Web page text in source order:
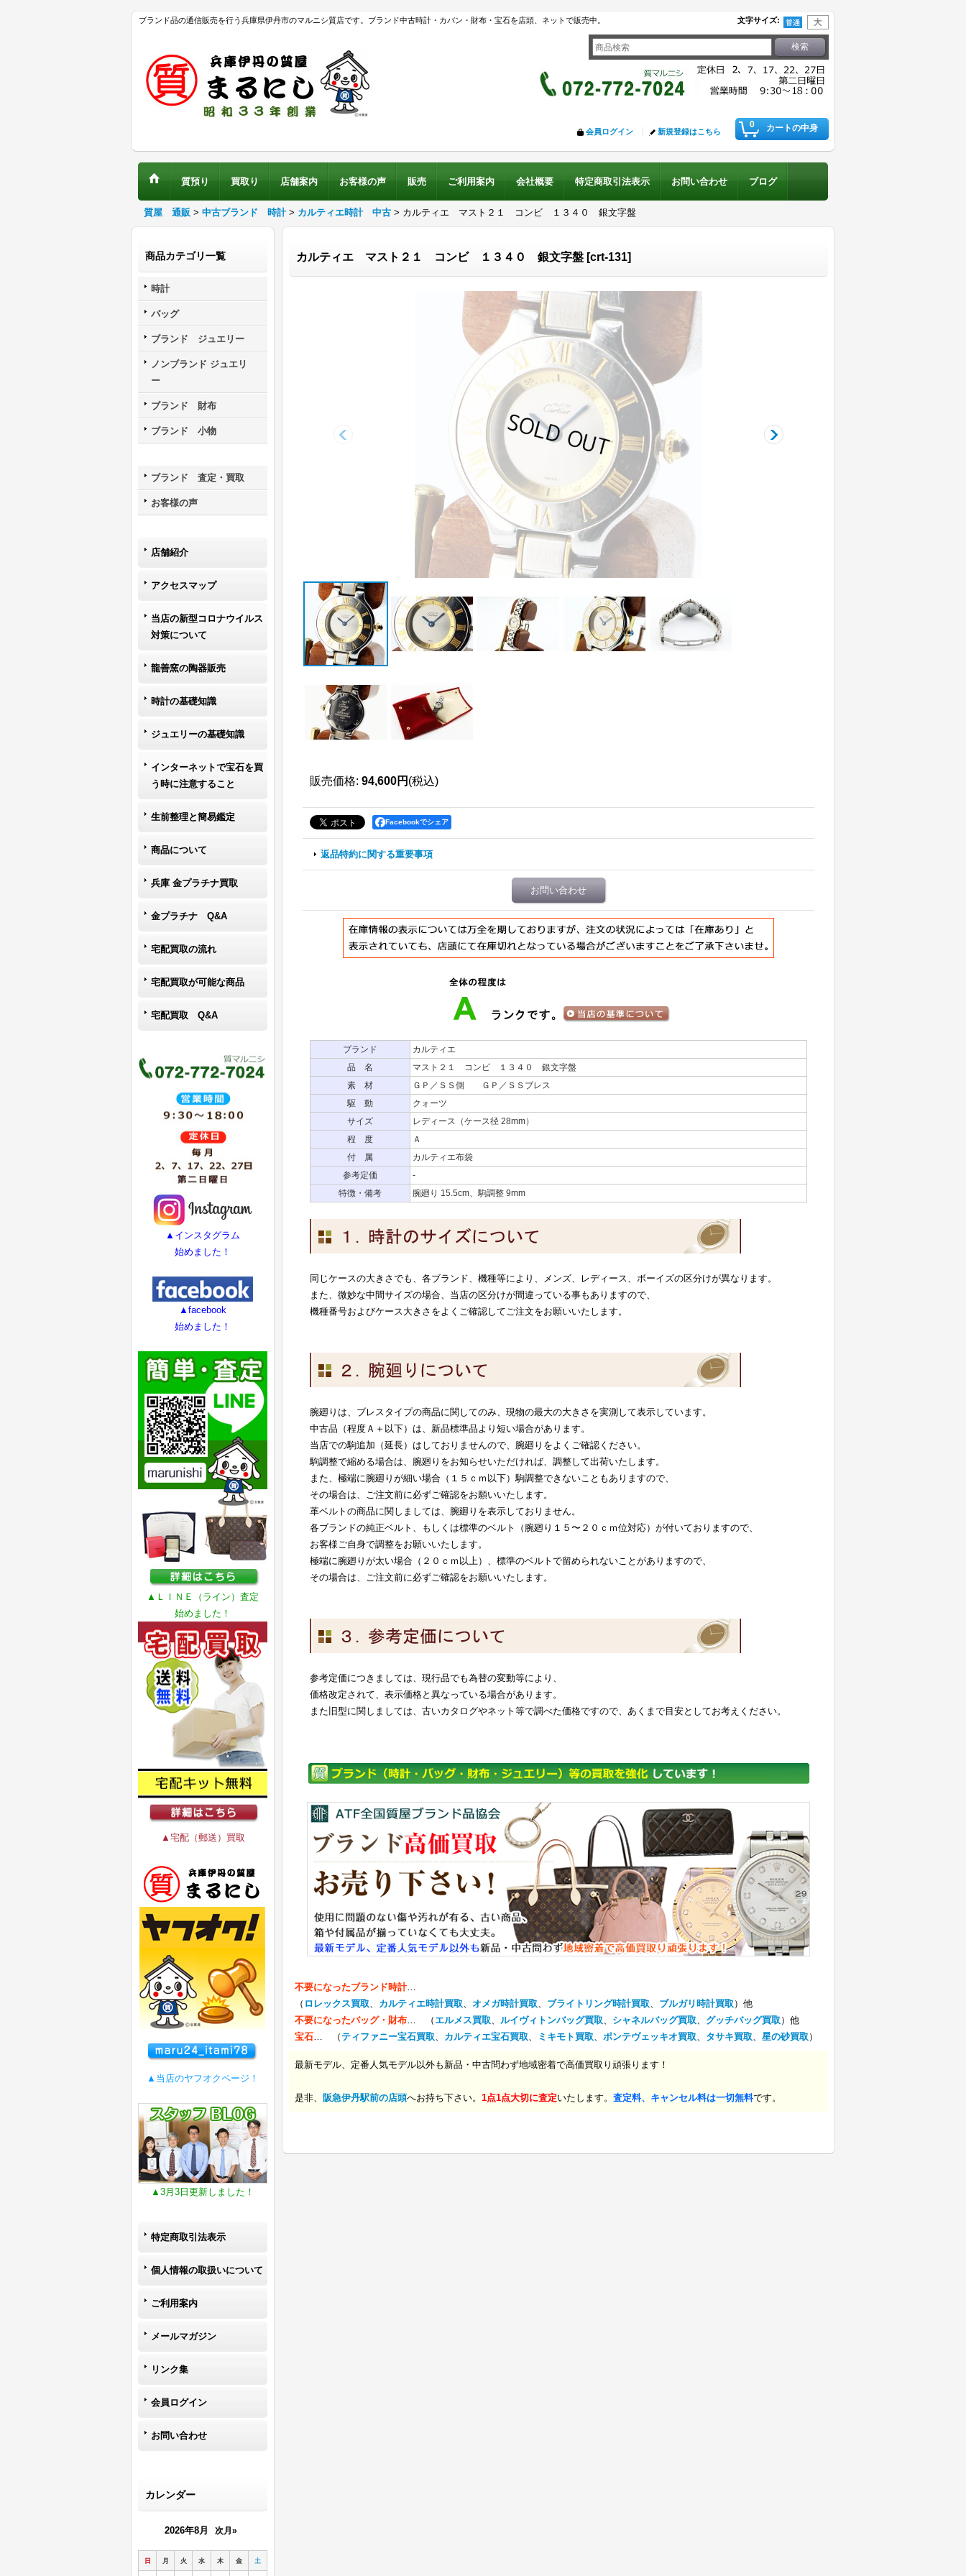
ブランド品の通信販売を行う兵庫県伊丹市のマルニシ質店です。ブランド中古時計・カバン・財布・宝石を店頭、ネットで販売中。 文字サイズ:
0 カートの中身
会員ログイン 新規登録はこちら
質預り 買取り 店舗案内 お客様の声 販売 ご利用案内 会社概要 特定商取引法表示 お問い合わせ ブログ
質屋 通販 > 中古ブランド 時計 > カルティエ時計 中古 > カルティエ マスト２１ コンビ １３４０ 銀文字盤
商品カテゴリ一覧
時計
バッグ
ブランド ジュエリー
ノンブランド ジュエリ
ー
ブランド 財布
ブランド 小物
ブランド 査定・買取
お客様の声
店舗紹介
アクセスマップ
当店の新型コロナウイルス
対策について
龍善窯の陶器販売
時計の基礎知識
ジュエリーの基礎知識
インターネットで宝石を買
う時に注意すること
生前整理と簡易鑑定
商品について
兵庫 金プラチナ買取
金プラチナ Q&A
宅配買取の流れ
宅配買取が可能な商品
宅配買取 Q&A
▲インスタグラム
始めました！
▲facebook
始めました！
▲ＬＩＮＥ（ライン）査定
始めました！
▲宅配（郵送）買取
▲当店のヤフオクページ！
▲3月3日更新しました！
特定商取引法表示
個人情報の取扱いについて
ご利用案内
メールマガジン
リンク集
会員ログイン
お問い合わせ
カレンダー
2026年8月 次月»
日 月 火 水 木 金 土
カルティエ マスト２１ コンビ １３４０ 銀文字盤 [crt-131]
販売価格: 94,600円 (税込)
Facebookでシェア
返品特約に関する重要事項
お問い合わせ
ブランド
カルティエ
品 名
マスト２１ コンビ １３４０ 銀文字盤
素 材
ＧＰ／ＳＳ側 ＧＰ／ＳＳブレス
駆 動
クォーツ
サイズ
レディース（ケース径 28mm）
程 度
Ａ
付 属
カルティエ布袋
参考定価
-
特徴・備考
腕廻り 15.5cm、駒調整 9mm
同じケースの大きさでも、各ブランド、機種等により、メンズ、レディース、ボーイズの区分けが異なります。
また、微妙な中間サイズの場合、当店の区分けが間違っている事もありますので、
機種番号およびケース大きさをよくご確認してご注文をお願いいたします。
腕廻りは、ブレスタイプの商品に関してのみ、現物の最大の大きさを実測して表示しています。
中古品（程度Ａ＋以下）は、新品標準品より短い場合があります。
当店での駒追加（延長）はしておりませんので、腕廻りをよくご確認ください。
駒調整で縮める場合は、腕廻りをお知らせいただければ、調整して出荷いたします。
また、極端に腕廻りが細い場合（１５ｃｍ以下）駒調整できないこともありますので、
その場合は、ご注文前に必ずご確認をお願いいたします。
革ベルトの商品に関しましては、腕廻りを表示しておりません。
各ブランドの純正ベルト、もしくは標準のベルト（腕廻り１５〜２０ｃｍ位対応）が付いておりますので、
お客様ご自身で調整をお願いいたします。
極端に腕廻りが太い場合（２０ｃｍ以上）、標準のベルトで留められないことがありますので、
その場合は、ご注文前に必ずご確認をお願いいたします。
参考定価につきましては、現行品でも為替の変動等により、
価格改定されて、表示価格と異なっている場合があります。
また旧型に関しましては、古いカタログやネット等で調べた価格ですので、あくまで目安としてお考えください。
不要になったブランド時計…
（ ロレックス買取、 カルティエ時計買取、 オメガ時計買取、 ブライトリング時計買取、 ブルガリ時計買取 ）他
不要になったバッグ・財布… （ エルメス買取、 ルイヴィトンバッグ買取、 シャネルバッグ買取、 グッチバッグ買取 ）他
宝石… （ティファニー宝石買取、 カルティエ宝石買取、 ミキモト買取、 ポンテヴェッキオ買取、 タサキ買取、 星の砂買取 ）
最新モデル、定番人気モデル以外も新品・中古問わず地域密着で高価買取り頑張ります！
是非、 阪急伊丹駅前の店頭へお持ち下さい。 1点1点大切に査定いたします。 査定料、キャンセル料は一切無料です。